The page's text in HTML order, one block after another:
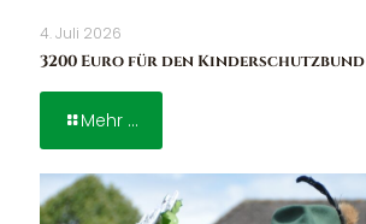
4. Juli 2026
3200 Euro für den Kinderschutzbund
Mehr ...